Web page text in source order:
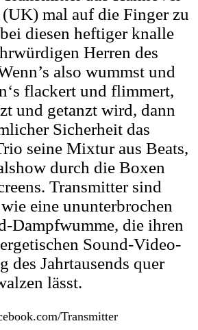
mal auf die Finger zu
diesen heftiger knalle
Herren des
also wummst und
flackert und flimmert,
und getanzt wird, dann
Sicherheit das
seine Mixtur aus Beats,
durch die Boxen
Transmitter sind
eine ununterbrochen
Dampfwumme, die ihren
Sound-Video-
des Jahrtausends quer
lässt.
Transmitter